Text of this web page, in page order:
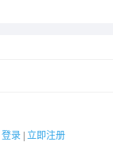
登录 立即注册